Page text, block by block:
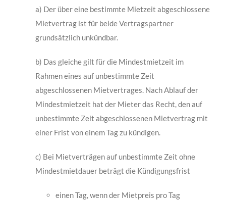
a) Der über eine bestimmte Mietzeit abgeschlossene
Mietvertrag ist für beide Vertragspartner
grundsätzlich unkündbar.
b) Das gleiche gilt für die Mindestmietzeit im
Rahmen eines auf unbestimmte Zeit
abgeschlossenen Mietvertrages. Nach Ablauf der
Mindestmietzeit hat der Mieter das Recht, den auf
unbestimmte Zeit abgeschlossenen Mietvertrag mit
einer Frist von einem Tag zu kündigen.
c) Bei Mietverträgen auf unbestimmte Zeit ohne
Mindestmietdauer beträgt die Kündigungsfrist
einen Tag, wenn der Mietpreis pro Tag